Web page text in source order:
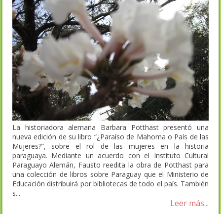
La historiadora alemana Barbara Potthast presentó una
nueva edición de su libro “¿Paraíso de Mahoma o País de las
Mujeres?”, sobre el rol de las mujeres en la historia
paraguaya. Mediante un acuerdo con el Instituto Cultural
Paraguayo Alemán, Fausto reedita la obra de Potthast para
una colección de libros sobre Paraguay que el Ministerio de
Educación distribuirá por bibliotecas de todo el país. También
s...
Leer más...